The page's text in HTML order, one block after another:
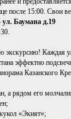
после 15:00. Свои
ул. Баумана д.19
Каждая
эффектно
Казанского
а рядом его
«Экият»;